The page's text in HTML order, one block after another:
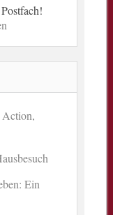
Ein